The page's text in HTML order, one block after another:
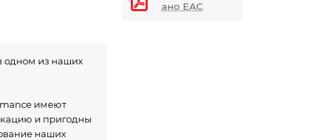
одном из наших
имеют
и пригодны
наших
ано ЕАС